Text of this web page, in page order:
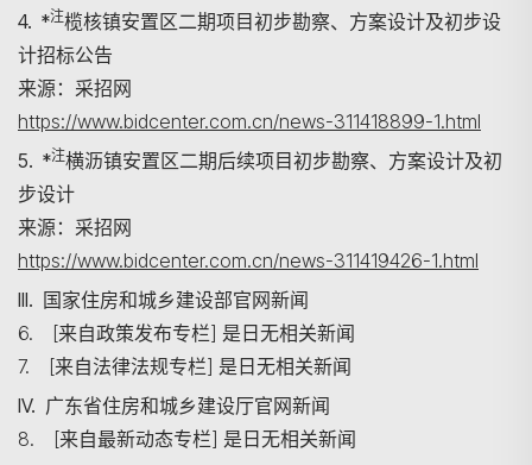
4. *注榄核镇安置区二期项目初步勘察、方案设计及初步设
计招标公告
来源：采招网
https://www.bidcenter.com.cn/news-311418899-1.html
5. *注横沥镇安置区二期后续项目初步勘察、方案设计及初
步设计
来源：采招网
https://www.bidcenter.com.cn/news-311419426-1.html
III. 国家住房和城乡建设部官网新闻
6. [来自政策发布专栏] 是日无相关新闻
7. [来自法律法规专栏] 是日无相关新闻
IV. 广东省住房和城乡建设厅官网新闻
8. [来自最新动态专栏] 是日无相关新闻